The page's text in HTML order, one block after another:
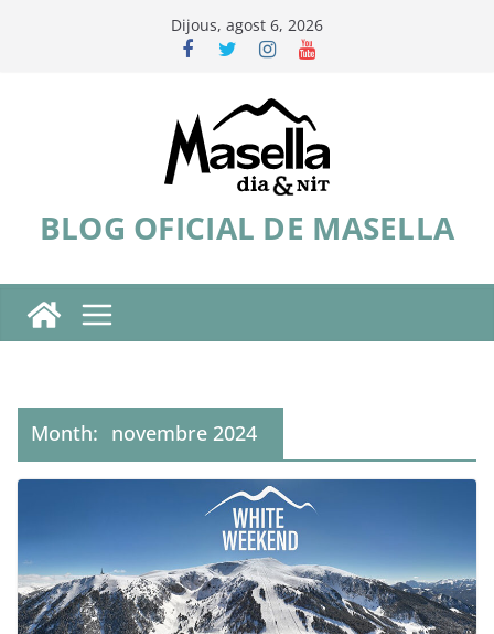
Dijous, agost 6, 2026
BLOG OFICIAL DE MASELLA
Month: novembre 2024